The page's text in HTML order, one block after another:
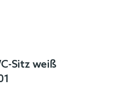
Sitz weiß